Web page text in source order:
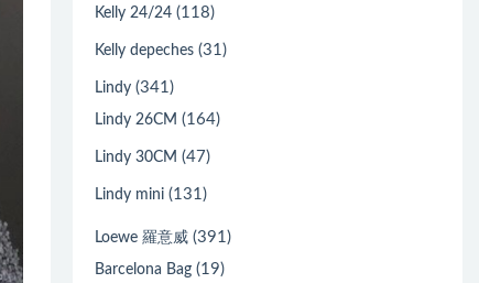
Kelly 24/24 (118)
Kelly depeches (31)
Lindy (341)
Lindy 26CM (164)
Lindy 30CM (47)
Lindy mini (131)
Loewe 羅意威 (391)
Barcelona Bag (19)